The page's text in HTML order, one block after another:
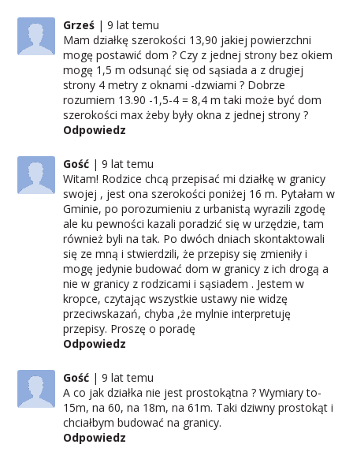
Grześ
9 lat temu
Mam działkę szerokości 13,90 jakiej powierzchni
mogę postawić dom ? Czy z jednej strony bez okiem
mogę 1,5 m odsunąć się od sąsiada a z drugiej
strony 4 metry z oknami -dzwiami ? Dobrze
rozumiem 13.90 -1,5-4 = 8,4 m taki może być dom
szerokości max żeby były okna z jednej strony ?
Odpowiedz
Gość
9 lat temu
Witam! Rodzice chcą przepisać mi działkę w granicy
swojej , jest ona szerokości poniżej 16 m. Pytałam w
Gminie, po porozumieniu z urbanistą wyrazili zgodę
ale ku pewności kazali poradzić się w urzędzie, tam
również byli na tak. Po dwóch dniach skontaktowali
się ze mną i stwierdzili, że przepisy się zmieniły i
mogę jedynie budować dom w granicy z ich drogą a
nie w granicy z rodzicami i sąsiadem . Jestem w
kropce, czytając wszystkie ustawy nie widzę
przeciwskazań, chyba ,że mylnie interpretuję
przepisy. Proszę o poradę
Odpowiedz
Gość
9 lat temu
A co jak działka nie jest prostokątna ? Wymiary to-
15m, na 60, na 18m, na 61m. Taki dziwny prostokąt i
chciałbym budować na granicy.
Odpowiedz